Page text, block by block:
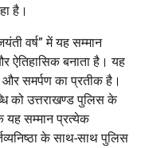
है।
वर्ष” में यह सम्मान
ऐतिहासिक बनाता है। यह
और समर्पण का प्रतीक है।
को उत्तराखण्ड पुलिस के
यह सम्मान प्रत्येक
के साथ-साथ पुलिस